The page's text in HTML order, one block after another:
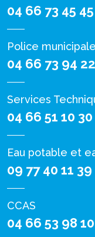
04 66 73 45 45
Police municipale
04 66 73 94 22
Services
04 66 51 10 30
Eau potable et
09 77 40 11 39
CCAS
04 66 53 98 10